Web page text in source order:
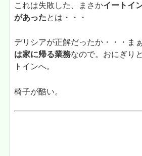
これは失敗した、まさかイートイ
があったとは・・・
デリシアが正解だったか・・・ま
は家に帰る業務なので。おにぎり
トインへ。
椅子が酷い。